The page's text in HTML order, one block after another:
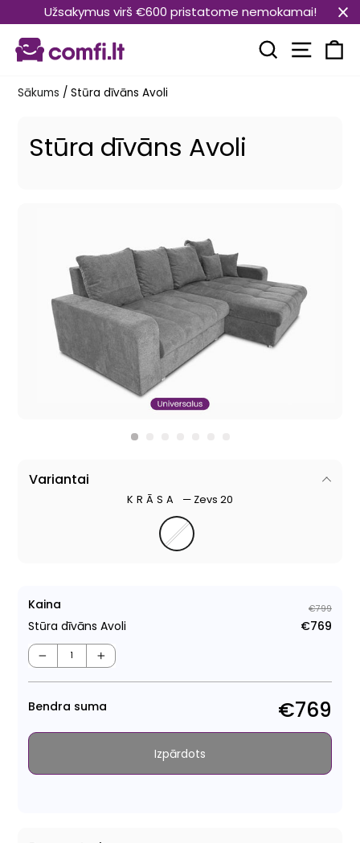
uz
saturu
Užsakymus virš €600 pristatome nemokamai!
Meklēt
Sākums / Stūra dīvāns Avoli
Stūra dīvāns Avoli
Variantai
KRĀSA — Zevs 20
Kaina
Stūra dīvāns Avoli
€799
€769
− +
Bendra suma €769
Izpārdots